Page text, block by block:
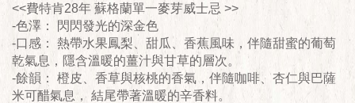
<<費特肯28年 蘇格蘭單一麥芽威士忌 >>
-色澤： 閃閃發光的深金色
-口感： 熱帶水果鳳梨、甜瓜、香蕉風味，伴隨甜蜜的葡萄
乾氣息，隱含溫暖的薑汁與甘草的層次。
-餘韻： 橙皮、香草與核桃的香氣，伴隨咖啡、杏仁與巴薩
米可醋氣息， 結尾帶著溫暖的辛香料。